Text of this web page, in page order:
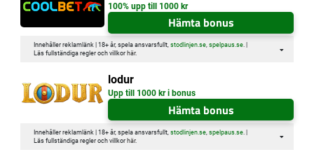
100% upp till 1000 kr
Hämta bonus
Innehåller reklamlänk | 18+ år, spela ansvarsfullt, stodlinjen.se, spelpaus.se. |
Läs fullständiga regler och villkor här.
lodur
Upp till 1000 kr i bonus
Hämta bonus
Innehåller reklamlänk | 18+ år, spela ansvarsfullt, stodlinjen.se, spelpaus.se. |
Läs fullständiga regler och villkor här.